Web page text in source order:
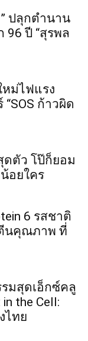
ปลุกตำนาน
96 ปี “สุรพล
หม่ไฟแรง
ก้าวผิด
ดตัว โป๊ก็ยอม
อยใคร
6 รสชาติ
นคุณภาพ ที่
มสุดเอ็กซ์คลู
the Cell:
ไทย